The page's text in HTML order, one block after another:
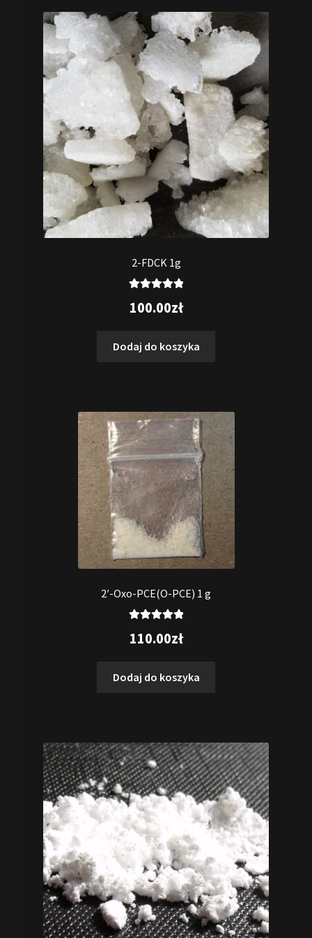
2-FDCK 1g
5.00na 5
100.00zł
Dodaj do koszyka
2′-Oxo-PCE(O-PCE) 1 g
5.00na 5
110.00zł
Dodaj do koszyka